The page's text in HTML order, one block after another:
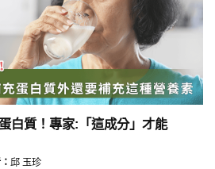
白質！專家:「這成分」才能
邱 玉珍